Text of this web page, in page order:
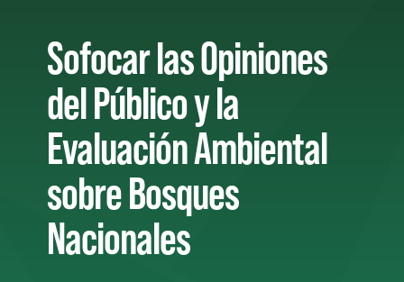
Sofocar las Opiniones
del Público y la
Evaluación Ambiental
sobre Bosques
Nacionales